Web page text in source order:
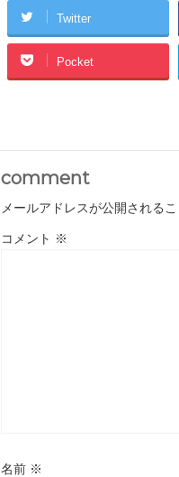
Twitter
Pocket
comment
メールアドレスが公開されるこ
コメント ※
名前 ※